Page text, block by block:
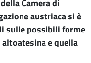
Camera di
austriaca si è
sulle possibili forme
e quella